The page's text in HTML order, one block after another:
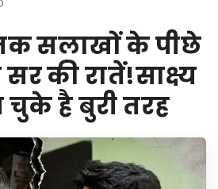
सलाखों के पीछे
की रातें!साक्ष्य
है बुरी तरह